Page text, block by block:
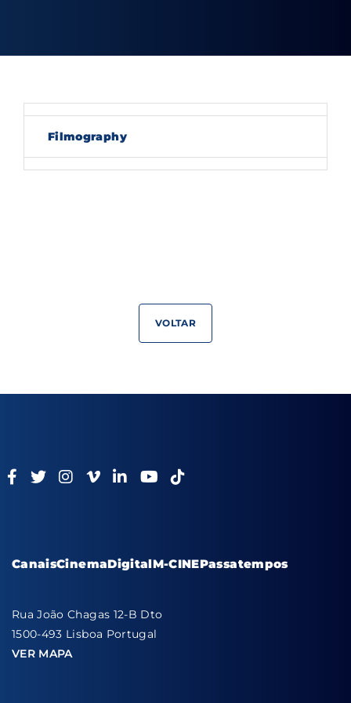
Filmography
VOLTAR
CanaisCinemaDigitalM-CINEPassatempos
Rua João Chagas 12-B Dto
1500-493 Lisboa Portugal
VER MAPA
By signing in, you agree toour terms and